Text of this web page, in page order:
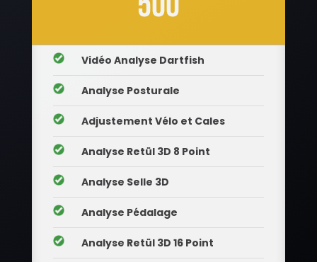
__ Vidéo Analyse Dartfish
__ Analyse Posturale
__ Adjustement Vélo et Cales
__ Analyse Retül 3D 8 Point
__ Analyse Selle 3D
__ Analyse Pédalage
__ Analyse Retül 3D 16 Point